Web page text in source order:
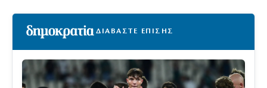
ΔΙΑΒΑΣΤΕ ΕΠΙΣΗΣ